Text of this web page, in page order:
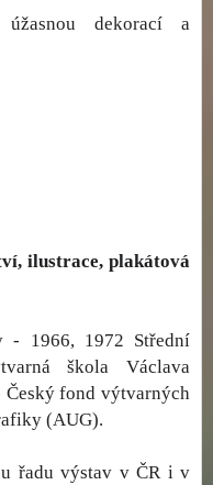
dekorací a
ilustrace, plakátová
- 1966, 1972 Střední
škola Václava
Český fond výtvarných
(AUG).
řadu výstav v ČR i v